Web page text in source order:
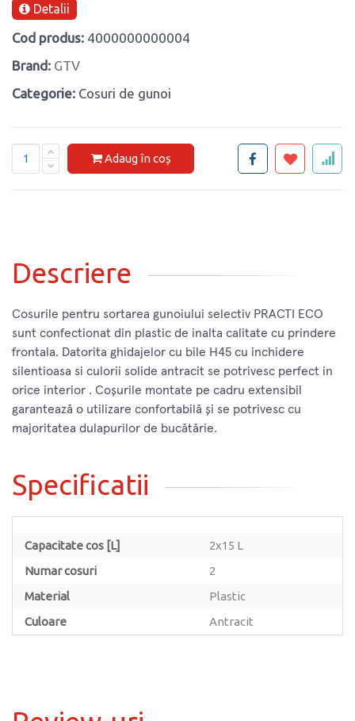
Detalii
Cod produs: 4000000000004
Brand: GTV
Categorie: Cosuri de gunoi
Adaug în coș
Descriere
Cosurile pentru sortarea gunoiului selectiv PRACTI ECO
sunt confectionat din plastic de inalta calitate cu prindere
frontala. Datorita ghidajelor cu bile H45 cu inchidere
silentioasa si culorii solide antracit se potrivesc perfect in
orice interior . Coșurile montate pe cadru extensibil
garantează o utilizare confortabilă și se potrivesc cu
majoritatea dulapurilor de bucătărie.
Specificatii
Capacitate cos [L]
2x15 L
Numar cosuri
2
Material
Plastic
Culoare
Antracit